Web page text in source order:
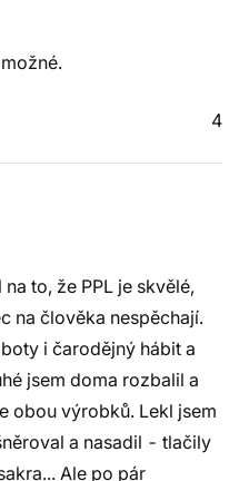
4
to, že PPL je skvělé,
na člověka nespěchají.
i čarodějný hábit a
jsem doma rozbalil a
obou výrobků. Lekl jsem
a nasadil - tlačily
Ale po pár